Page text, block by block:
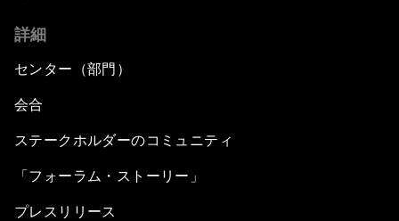
詳細
センター（部門）
会合
ステークホルダーのコミュニティ
「フォーラム・ストーリー」
プレスリリース